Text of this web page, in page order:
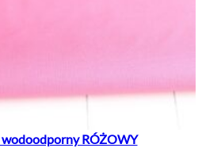
RÓŻOWY